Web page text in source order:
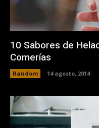
10 Sabores de
Comerías
Random 14 agosto, 2014